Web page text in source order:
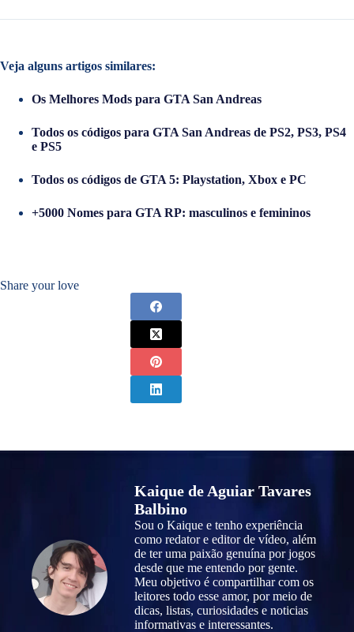
Veja alguns artigos similares:
Os Melhores Mods para GTA San Andreas
Todos os códigos para GTA San Andreas de PS2, PS3, PS4
e PS5
Todos os códigos de GTA 5: Playstation, Xbox e PC
+5000 Nomes para GTA RP: masculinos e femininos
Share your love
Kaique de Aguiar Tavares
Balbino
Sou o Kaique e tenho experiência
como redator e editor de vídeo, além
de ter uma paixão genuína por jogos
desde que me entendo por gente.
Meu objetivo é compartilhar com os
leitores todo esse amor, por meio de
dicas, listas, curiosidades e noticias
informativas e interessantes.